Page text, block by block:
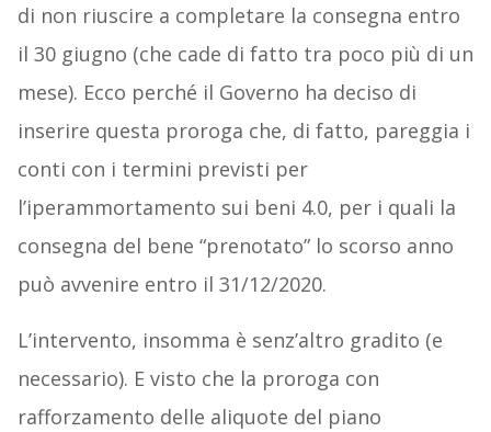
di non riuscire a completare la consegna entro
il 30 giugno (che cade di fatto tra poco più di un
mese). Ecco perché il Governo ha deciso di
inserire questa proroga che, di fatto, pareggia i
conti con i termini previsti per
l’iperammortamento sui beni 4.0, per i quali la
consegna del bene “prenotato” lo scorso anno
può avvenire entro il 31/12/2020.
L’intervento, insomma è senz’altro gradito (e
necessario). E visto che la proroga con
rafforzamento delle aliquote del piano